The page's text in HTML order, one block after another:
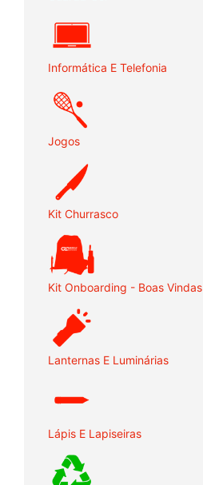
Informática E Telefonia
Jogos
Kit Churrasco
Kit Onboarding - Boas Vindas
Lanternas E Luminárias
Lápis E Lapiseiras